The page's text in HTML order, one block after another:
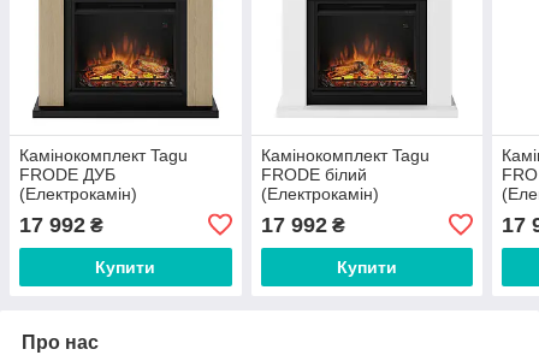
Камінокомплект Tagu
FRODE ДУБ
(Електрокамін)
17 992 ₴
Купити
Камінокомплект Tagu
FRODE білий
(Електрокамін)
17 992₴
Купити
17
Про нас